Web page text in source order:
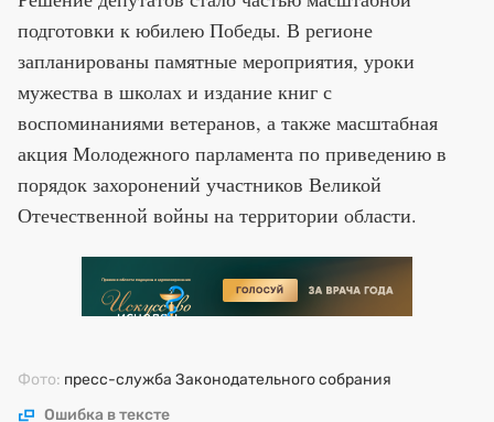
подготовки к юбилею Победы. В регионе
запланированы памятные мероприятия, уроки
мужества в школах и издание книг с
воспоминаниями ветеранов, а также масштабная
акция Молодежного парламента по приведению в
порядок захоронений участников Великой
Отечественной войны на территории области.
Фото: пресс-служба Законодательного собрания
Ошибка в тексте